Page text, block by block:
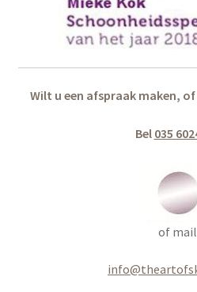
Wilt u een afspraak maken,
Bel 035
of mail